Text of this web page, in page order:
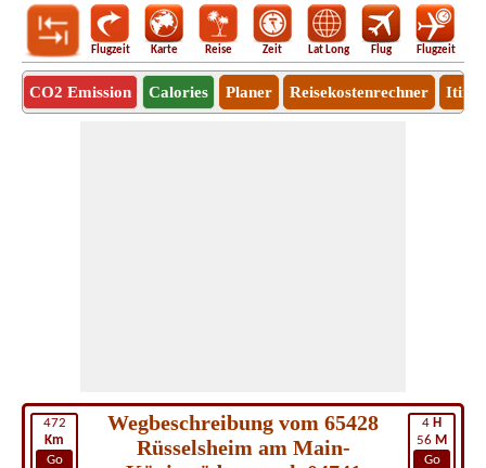
Flugzeit Karte Reise Zeit Lat Long Flug Flugzeit
CO2 Emission Calories Planer Reisekostenrechner
472
Km
Go
4 H
56 M
Go
Wegbeschreibung vom 65428
Rüsselsheim am Main-